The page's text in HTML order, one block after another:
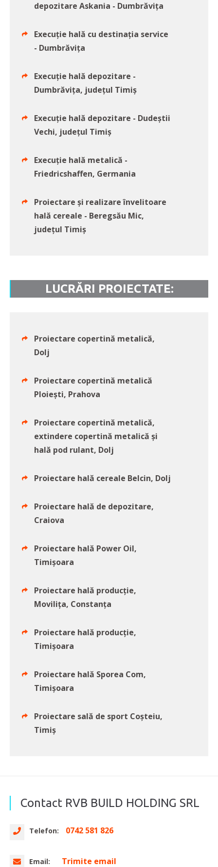
depozitare Askania - Dumbrăvița
Execuție hală cu destinația service
- Dumbrăvița
Execuție hală depozitare -
Dumbrăvița, județul Timiș
Execuție hală depozitare - Dudeștii
Vechi, județul Timiș
Execuție hală metalică -
Friedricshaffen, Germania
Proiectare și realizare învelitoare
hală cereale - Beregsău Mic,
județul Timiș
LUCRĂRI PROIECTATE:
Proiectare copertină metalică,
Dolj
Proiectare copertină metalică
Ploiești, Prahova
Proiectare copertină metalică,
extindere copertină metalică și
hală pod rulant, Dolj
Proiectare hală cereale Belcin, Dolj
Proiectare hală de depozitare,
Craiova
Proiectare hală Power Oil,
Timișoara
Proiectare hală producție,
Movilița, Constanța
Proiectare hală producție,
Timișoara
Proiectare hală Sporea Com,
Timișoara
Proiectare sală de sport Coșteiu,
Timiș
Contact RVB BUILD HOLDING SRL
Telefon: 0742 581 826
Email: Trimite email